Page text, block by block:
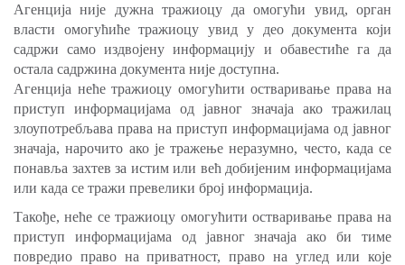
Агенција није дужна тражиоцу да омогући увид, орган
власти омогућиће тражиоцу увид у део документа који
садржи само издвојену информацију и обавестиће га да
остaла садржина документа није доступна.
Агенција неће тражиоцу омогућити остваривање права на
приступ информацијама од јавног значаја ако тражилац
злоупотребљава права на приступ информацијама од јавног
значаја, нарочито ако је тражење неразумно, често, када се
понавља захтев за истим или већ добијеним информацијама
или када се тражи превелики број информација.
Такође, неће се тражиоцу омогућити остваривање права на
приступ информацијама од јавног значаја ако би тиме
повредио право на приватност, право на углед или које